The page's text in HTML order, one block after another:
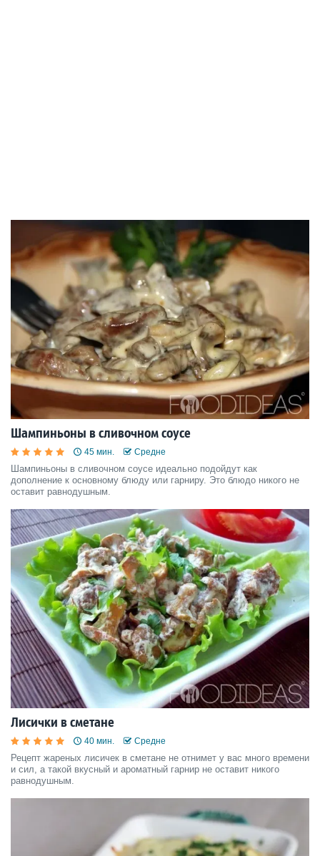
Шампиньоны в сливочном соусе
45 мин. Средне
Шампиньоны в сливочном соусе идеально подойдут как
дополнение к основному блюду или гарниру. Это блюдо никого не
оставит равнодушным.
Лисички в сметане
40 мин. Средне
Рецепт жареных лисичек в сметане не отнимет у вас много времени
и сил, а такой вкусный и ароматный гарнир не оставит никого
равнодушным.